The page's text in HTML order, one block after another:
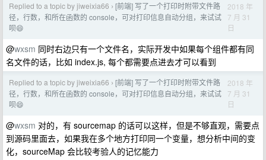
Replied to a topic by jiweixia66 › [前端] 写了一个打印时附带文件路
径，行数，和所在函数的 console，可对打印信息自动分组，来试试
呗😄
2018 年
7 月 31
日
@wxsm 同时右边只有一个文件名，实际开发中如果每个组件都有同
名文件的话，比如 index.js, 每个都需要点进去才可以看到
Replied to a topic by jiweixia66 › [前端] 写了一个打印时附带文件路
径，行数，和所在函数的 console，可对打印信息自动分组，来试试
呗😄
2018 年
7 月 31
日
@wxsm 对的，有 sourcemap 的话可以这样，但是不够直观，需要点
到源码里面去，如果我在多个地方打印同一个变量，想分析中间的变
化，sourceMap 会比较考验人的记忆能力